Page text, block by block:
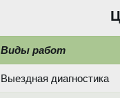
Виды работ
Выездная диагностика